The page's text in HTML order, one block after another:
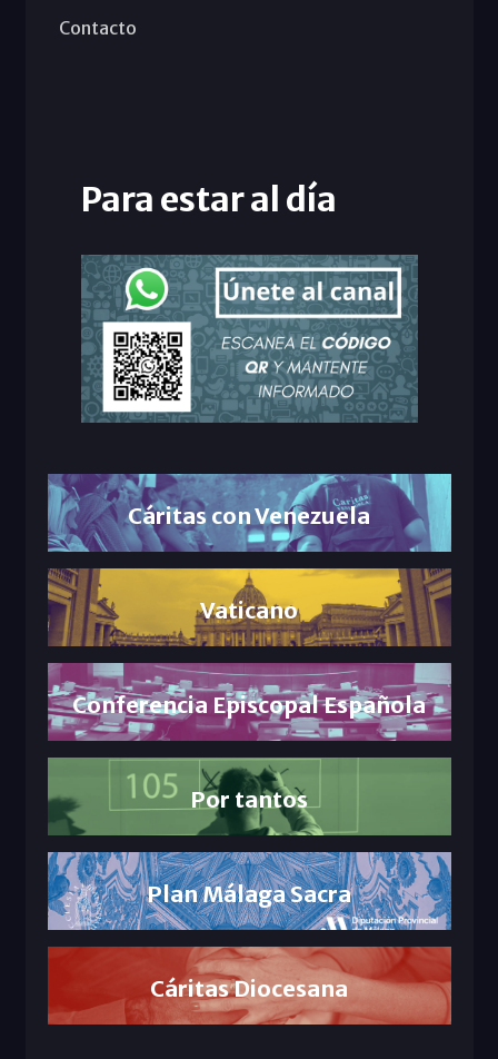
Contacto
Para estar al día
Cáritas con Venezuela
Vaticano
Conferencia Episcopal Española
Por tantos
Plan Málaga Sacra
Cáritas Diocesana